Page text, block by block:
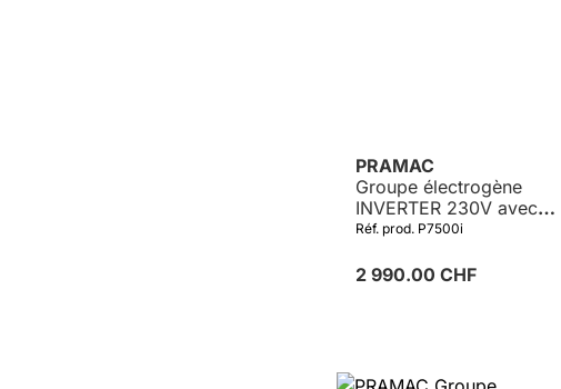
PRAMAC
Groupe électrogène
INVERTER 230V avec
démarrage électrique
Réf. prod. P7500i
2 990.00 CHF